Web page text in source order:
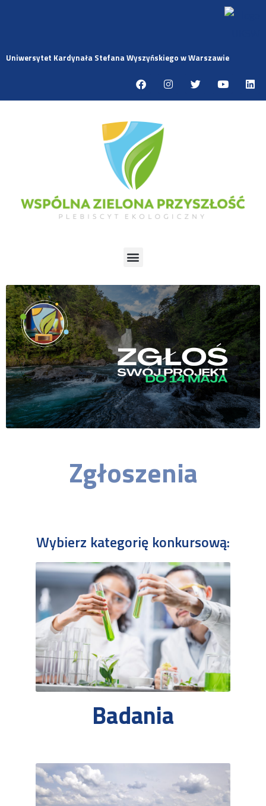
Uniwersytet Kardynała Stefana Wyszyńskiego w Warszawie
Zgłoszenia
Wybierz kategorię konkursową:
Badania